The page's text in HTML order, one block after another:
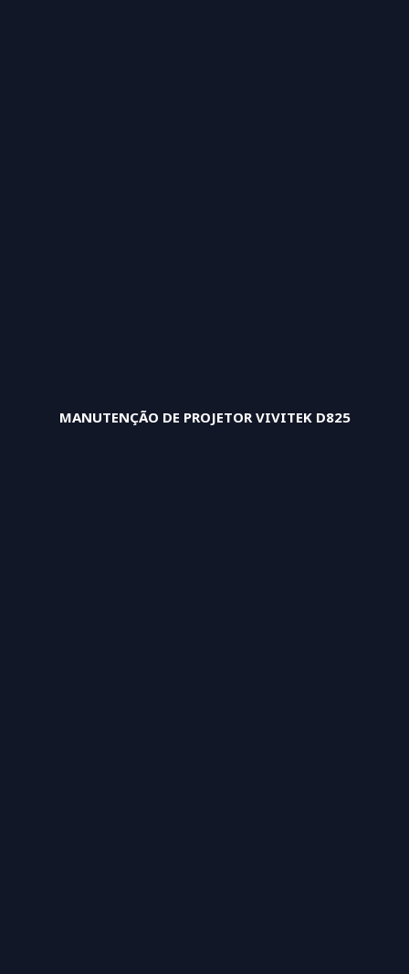
MANUTENÇÃO DE PROJETOR VIVITEK D825